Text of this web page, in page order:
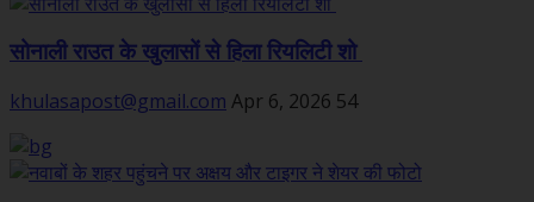
सोनाली राउत के खुलासों से हिला रियलिटी शो
khulasapost@gmail.com Apr 6, 2026 54